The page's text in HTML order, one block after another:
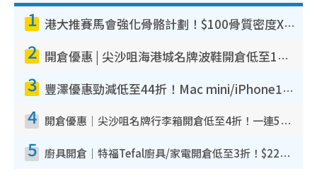
1 港大推賽馬會強化骨骼計劃！$100骨質密度X光檢查 完成免費運動訓練送超市禮券！附參加資格
2 開倉優惠 | 尖沙咀海港城名牌波鞋開倉低至1折！On鞋$899起／Joy&Peace鞋履$98起
3 豐澤優惠勁減低至44折！Mac mini/iPhone17Pro大減價！廚房家電$220起
4 開倉優惠｜尖沙咀名牌行李箱開倉低至4折！一連5日 American Tourister/ace./Hallmark $200起！
5 廚具開倉｜特福Tefal廚具/家電開倉低至3折！$220起買平底鍋/炒鑊/湯煲！電飯煲/吸塵機/燙斗$418起